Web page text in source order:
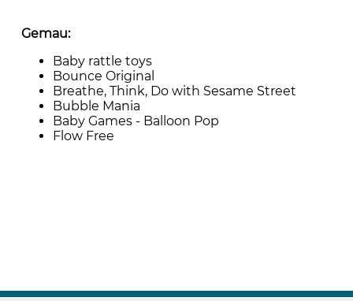
Gemau:
Baby rattle toys
Bounce Original
Breathe, Think, Do with Sesame Street
Bubble Mania
Baby Games - Balloon Pop
Flow Free